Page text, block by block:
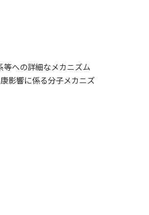
への詳細なメカニズム
影響に係る分子メカニズ